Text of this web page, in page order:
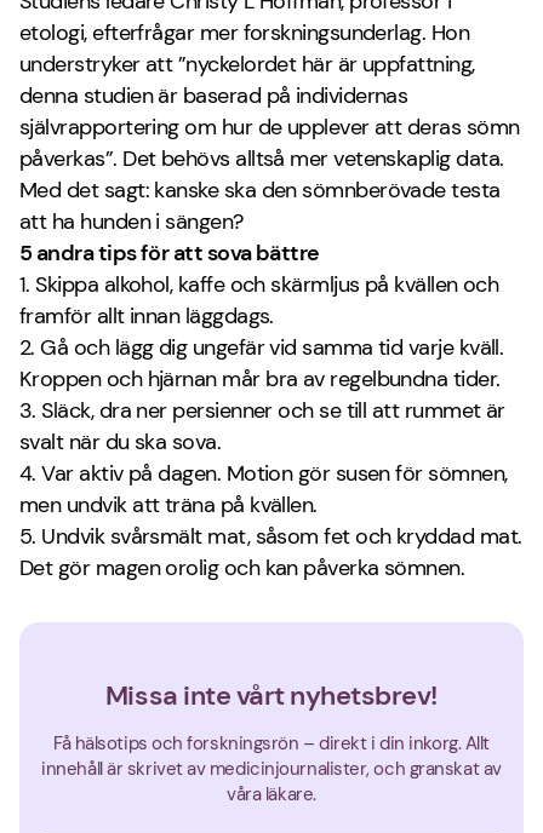
etologi, efterfrågar mer forskningsunderlag. Hon
understryker att ”nyckelordet här är uppfattning,
denna studien är baserad på individernas
självrapportering om hur de upplever att deras sömn
påverkas”. Det behövs alltså mer vetenskaplig data.
Med det sagt: kanske ska den sömnberövade testa
att ha hunden i sängen?
5 andra tips för att sova bättre
1. Skippa alkohol, kaffe och skärmljus på kvällen och
framför allt innan läggdags.
2. Gå och lägg dig ungefär vid samma tid varje kväll.
Kroppen och hjärnan mår bra av regelbundna tider.
3. Släck, dra ner persienner och se till att rummet är
svalt när du ska sova.
4. Var aktiv på dagen. Motion gör susen för sömnen,
men undvik att träna på kvällen.
5. Undvik svårsmält mat, såsom fet och kryddad mat.
Det gör magen orolig och kan påverka sömnen.
Missa inte vårt nyhetsbrev!
Få hälsotips och forskningsrön – direkt i din inkorg. Allt
innehåll är skrivet av medicinjournalister, och granskat av
våra läkare.